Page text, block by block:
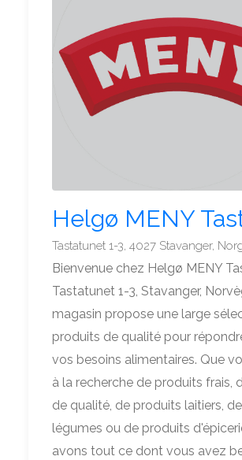
Helgø MENY
Tastatunet 1-3, 4027 Stavanger,
Bienvenue chez Helgø MENY
Tastatunet 1-3, Stavanger,
magasin propose une large
produits de qualité pour
vos besoins alimentaires. Que
à la recherche de produits frais,
de qualité, de produits laitiers,
légumes ou de produits
avons tout ce dont vous avez